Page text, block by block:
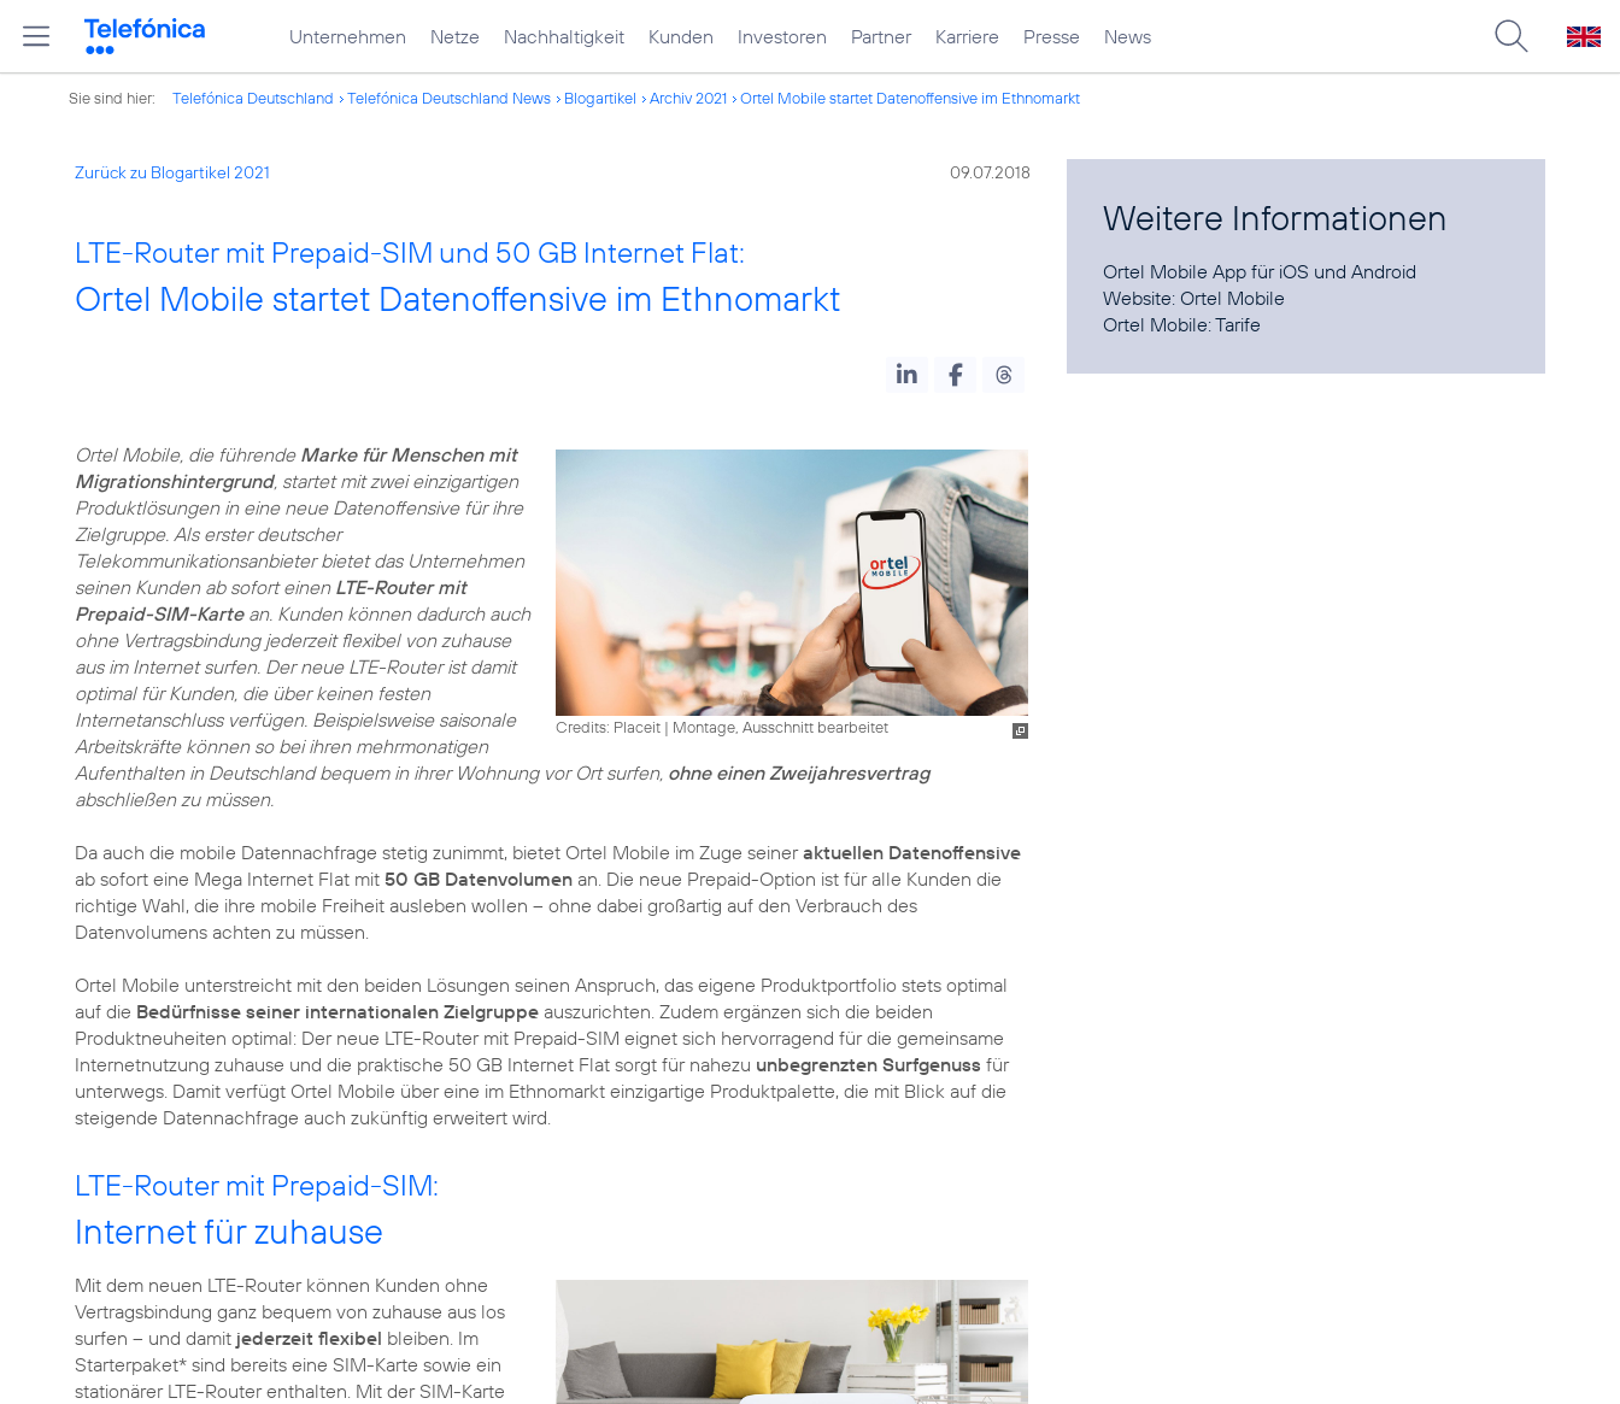
Unternehmen Netze Nachhaltigkeit Kunden Investoren Partner Karriere Presse News
Sie sind hier: Telefónica Deutschland Telefónica Deutschland News Blogartikel Archiv 2021 Ortel Mobile startet Datenoffensive im Ethnomarkt
Zurück zu Blogartikel 2021 09.07.2018
LTE-Router mit Prepaid-SIM und 50 GB Internet Flat:
Ortel Mobile startet Datenoffensive im Ethnomarkt
Credits: Placeit| Montage, Ausschnitt bearbeitet
Ortel Mobile, die führende Marke für Menschen mit
Migrationshintergrund, startet mit zwei einzigartigen
Produktlösungen in eine neue Datenoffensive für ihre
Zielgruppe. Als erster deutscher
Telekommunikationsanbieter bietet das Unternehmen
seinen Kunden ab sofort einen LTE-Router mit
Prepaid-SIM-Kartean. Kunden können dadurch auch
ohne Vertragsbindung jederzeit flexibel von zuhause
aus im Internet surfen. Der neue LTE-Router ist damit
optimal für Kunden, die über keinen festen
Internetanschluss verfügen. Beispielsweise saisonale
Arbeitskräfte können so bei ihren mehrmonatigen
Aufenthalten in Deutschland bequem in ihrer Wohnung vor Ort surfen, ohne einen Zweijahresvertrag
abschließen zu müssen.
Da auch die mobile Datennachfrage stetig zunimmt, bietet Ortel Mobile im Zuge seineraktuellen Datenoffensive
ab sofort eine Mega Internet Flat mit 50 GB Datenvolumen an. Die neue Prepaid-Option ist für alle Kunden die
richtige Wahl, die ihre mobile Freiheit ausleben wollen – ohne dabei großartig auf den Verbrauch des
Datenvolumens achten zu müssen.
Ortel Mobile unterstreicht mit den beiden Lösungen seinen Anspruch, das eigene Produktportfolio stets optimal
auf die Bedürfnisse seiner internationalen Zielgruppe auszurichten. Zudem ergänzen sich die beiden
Produktneuheiten optimal: Der neue LTE-Router mit Prepaid-SIM eignet sich hervorragend für die gemeinsame
Internetnutzung zuhause und die praktische 50 GB Internet Flat sorgt für nahezu unbegrenzten Surfgenuss für
unterwegs. Damit verfügt Ortel Mobile über eine im Ethnomarkt einzigartige Produktpalette, die mit Blick auf die
steigende Datennachfrage auch zukünftig erweitert wird.
LTE-Router mit Prepaid-SIM:
Internet für zuhause
Mit dem neuen LTE-Router können Kunden ohne
Vertragsbindung ganz bequem von zuhause aus los
surfen – und damit jederzeit flexibel bleiben. Im
Starterpaket* sind bereits eine SIM-Karte sowie ein
stationärer LTE-Router enthalten. Mit der SIM-Karte
Weitere Informationen
Ortel Mobile App für iOS undAndroid
Website:Ortel Mobile
Ortel Mobile:Tarife